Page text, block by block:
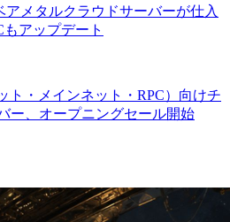
アメタルクラウドサーバーが仕入
アップデート
ト・メインネット・RPC）向けチ
ー、オープニングセール開始